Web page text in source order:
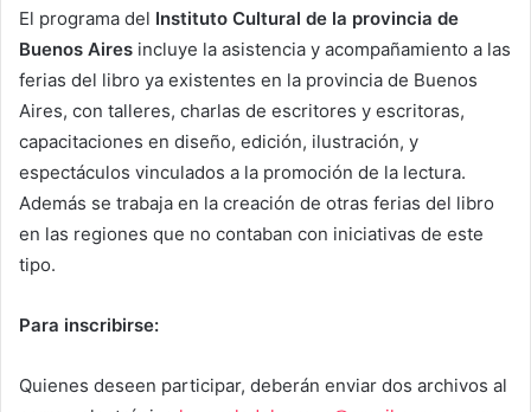
El programa del Instituto Cultural de la provincia de
Buenos Aires incluye la asistencia y acompañamiento a las
ferias del libro ya existentes en la provincia de Buenos
Aires, con talleres, charlas de escritores y escritoras,
capacitaciones en diseño, edición, ilustración, y
espectáculos vinculados a la promoción de la lectura.
Además se trabaja en la creación de otras ferias del libro
en las regiones que no contaban con iniciativas de este
tipo.
Para inscribirse:
Quienes deseen participar, deberán enviar dos archivos al